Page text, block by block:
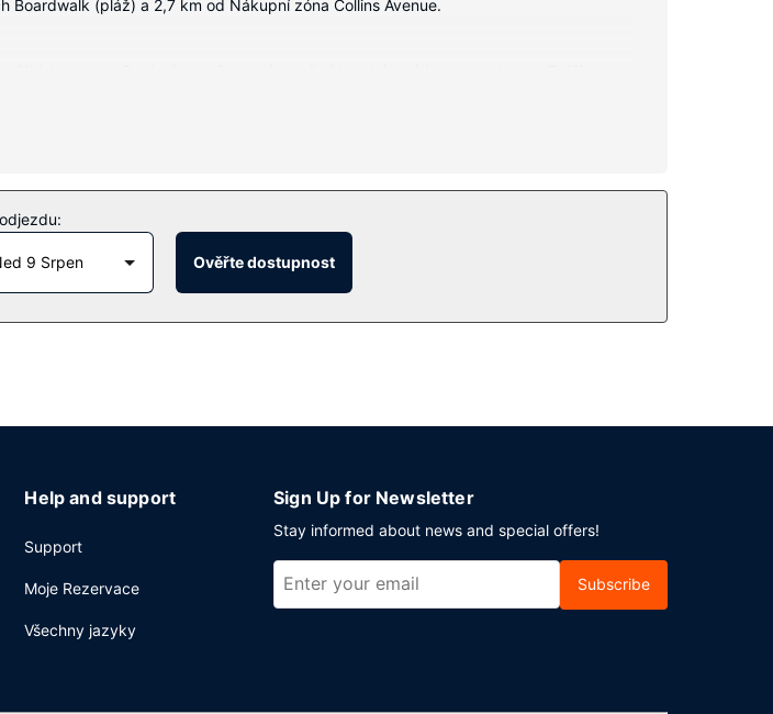
(pláž) a 2,7 km od Nákupní zóna Collins Avenue.
postýlka (za příplatek).
9 Srpen Ověřte dostupnost
Help and support
Support
Moje Rezervace
Všechny jazyky
Sign Up for Newsletter
Stay informed about news and special offers!
Subscribe